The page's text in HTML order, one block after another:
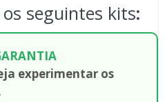
seguintes kits:
experimentar os